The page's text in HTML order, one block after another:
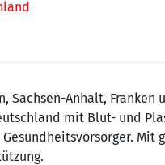
Anhalt, Franken
mit Blut- und